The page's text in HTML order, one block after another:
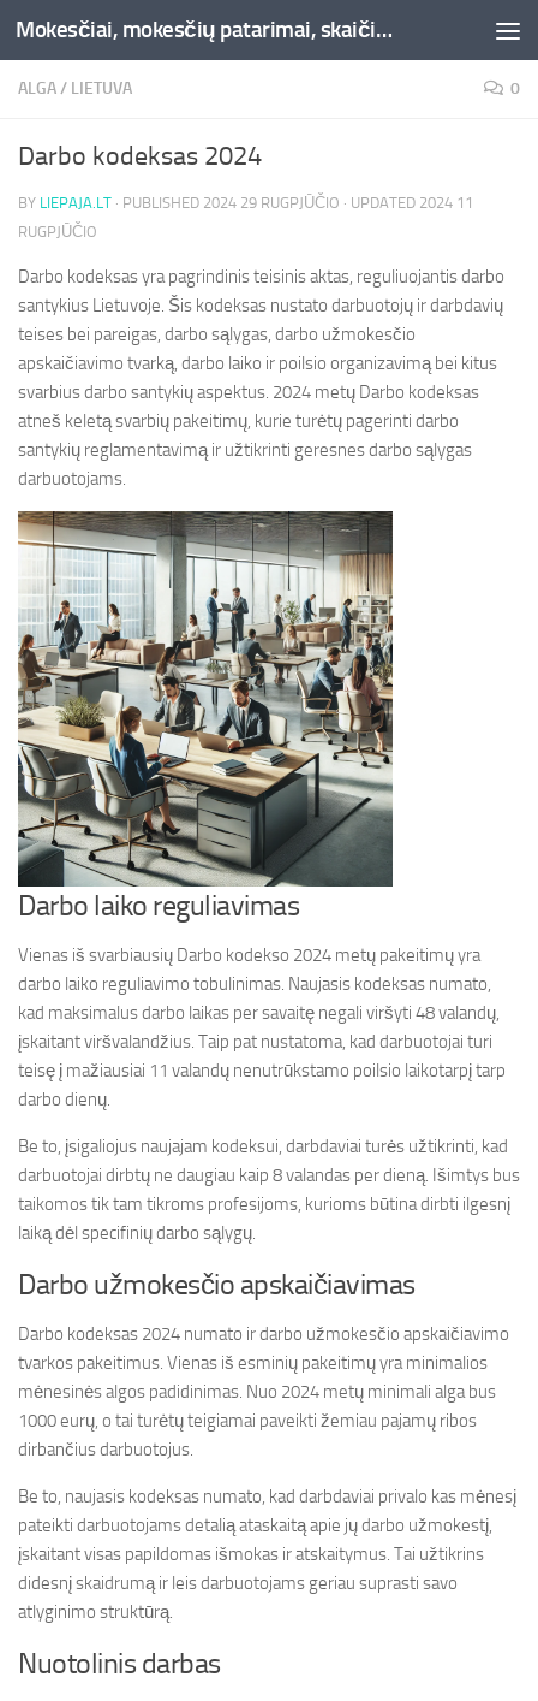
Skip to content Mokesčiai, mokesčių patarimai, skaičiuoklės, straipsniai -Liepaja.lt
ALGA/ LIETUVA 0
Darbo kodeksas 2024
BY LIEPAJA.LT · PUBLISHED 2024 29 RUGPJŪČIO · UPDATED 2024 11
RUGPJŪČIO
Darbo kodeksas yra pagrindinis teisinis aktas, reguliuojantis darbo
santykius Lietuvoje. Šis kodeksas nustato darbuotojų ir darbdavių
teises bei pareigas, darbo sąlygas, darbo užmokesčio
apskaičiavimo tvarką, darbo laiko ir poilsio organizavimą bei kitus
svarbius darbo santykių aspektus. 2024 metų Darbo kodeksas
atneš keletą svarbių pakeitimų, kurie turėtų pagerinti darbo
santykių reglamentavimą ir užtikrinti geresnes darbo sąlygas
darbuotojams.
Darbo laiko reguliavimas
Vienas iš svarbiausių Darbo kodekso 2024 metų pakeitimų yra
darbo laiko reguliavimo tobulinimas. Naujasis kodeksas numato,
kad maksimalus darbo laikas per savaitę negali viršyti 48 valandų,
įskaitant viršvalandžius. Taip pat nustatoma, kad darbuotojai turi
teisę į mažiausiai 11 valandų nenutrūkstamo poilsio laikotarpį tarp
darbo dienų.
Be to, įsigaliojus naujajam kodeksui, darbdaviai turės užtikrinti, kad
darbuotojai dirbtų ne daugiau kaip 8 valandas per dieną. Išimtys bus
taikomos tik tam tikroms profesijoms, kurioms būtina dirbti ilgesnį
laiką dėl specifinių darbo sąlygų.
Darbo užmokesčio apskaičiavimas
Darbo kodeksas 2024 numato ir darbo užmokesčio apskaičiavimo
tvarkos pakeitimus. Vienas iš esminių pakeitimų yra minimalios
mėnesinės algos padidinimas. Nuo 2024 metų minimali alga bus
1000 eurų, o tai turėtų teigiamai paveikti žemiau pajamų ribos
dirbančius darbuotojus.
Be to, naujasis kodeksas numato, kad darbdaviai privalo kas mėnesį
pateikti darbuotojams detalią ataskaitą apie jų darbo užmokestį,
įskaitant visas papildomas išmokas ir atskaitymus. Tai užtikrins
didesnį skaidrumą ir leis darbuotojams geriau suprasti savo
atlyginimo struktūrą.
Nuotolinis darbas